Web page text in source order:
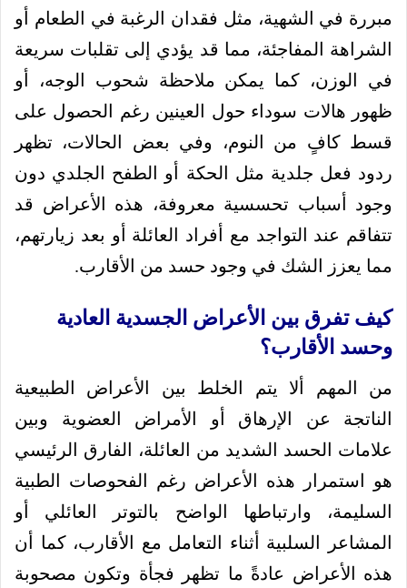
مبررة في الشهية، مثل فقدان الرغبة في الطعام أو
الشراهة المفاجئة، مما قد يؤدي إلى تقلبات سريعة
في الوزن، كما يمكن ملاحظة شحوب الوجه، أو
ظهور هالات سوداء حول العينين رغم الحصول على
قسط كافٍ من النوم، وفي بعض الحالات، تظهر
ردود فعل جلدية مثل الحكة أو الطفح الجلدي دون
وجود أسباب تحسسية معروفة، هذه الأعراض قد
تتفاقم عند التواجد مع أفراد العائلة أو بعد زيارتهم،
مما يعزز الشك في وجود حسد من الأقارب.
كيف تفرق بين الأعراض الجسدية العادية
وحسد الأقارب؟
من المهم ألا يتم الخلط بين الأعراض الطبيعية
الناتجة عن الإرهاق أو الأمراض العضوية وبين
علامات الحسد الشديد من العائلة، الفارق الرئيسي
هو استمرار هذه الأعراض رغم الفحوصات الطبية
السليمة، وارتباطها الواضح بالتوتر العائلي أو
المشاعر السلبية أثناء التعامل مع الأقارب، كما أن
هذه الأعراض عادةً ما تظهر فجأة وتكون مصحوبة